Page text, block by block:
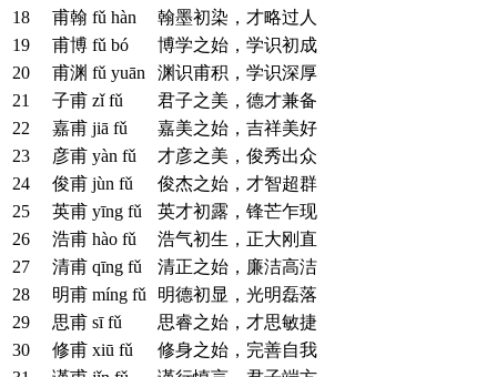
18
甫翰 fǔ hàn
翰墨初染，才略过人
19
甫博 fǔ bó
博学之始，学识初成
20
甫渊 fǔ yuān
渊识甫积，学识深厚
21
子甫 zǐ fǔ
君子之美，德才兼备
22
嘉甫 jiā fǔ
嘉美之始，吉祥美好
23
彦甫 yàn fǔ
才彦之美，俊秀出众
24
俊甫 jùn fǔ
俊杰之始，才智超群
25
英甫 yīng fǔ
英才初露，锋芒乍现
26
浩甫 hào fǔ
浩气初生，正大刚直
27
清甫 qīng fǔ
清正之始，廉洁高洁
28
明甫 míng fǔ
明德初显，光明磊落
29
思甫 sī fǔ
思睿之始，才思敏捷
30
修甫 xiū fǔ
修身之始，完善自我